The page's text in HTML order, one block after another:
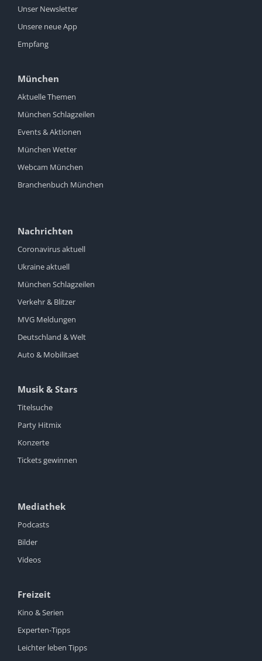
Unser Newsletter
Unsere neue App
Empfang
München
Aktuelle Themen
München Schlagzeilen
Events & Aktionen
München Wetter
Webcam München
Branchenbuch München
Nachrichten
Coronavirus aktuell
Ukraine aktuell
München Schlagzeilen
Verkehr & Blitzer
MVG Meldungen
Deutschland & Welt
Auto & Mobilitaet
Musik & Stars
Titelsuche
Party Hitmix
Konzerte
Tickets gewinnen
Mediathek
Podcasts
Bilder
Videos
Freizeit
Kino & Serien
Experten-Tipps
Leichter leben Tipps